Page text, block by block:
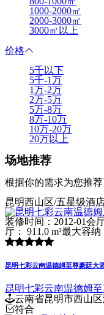
1000-2000㎡
2000-3000㎡
3000㎡以上
价格
5千以下
5千-1万
1万-2万
2万-5万
5万-8万
8万-10万
10万-20万
20万以上
场地推荐
根据你的需求为您推
昆明西山区/五星级酒
装修时间：2012-01会
厅： 911.0 m²最大容纳
昆明七彩云南温德姆至尊豪廷大
昆明七彩云南温德姆
云南省昆明市西山
符合